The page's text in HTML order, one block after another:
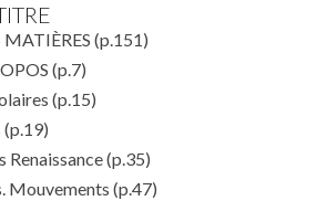
MATIÈRES (p.151)
(p.7)
(p.15)
(p.19)
Renaissance(p.35)
Mouvements (p.47)